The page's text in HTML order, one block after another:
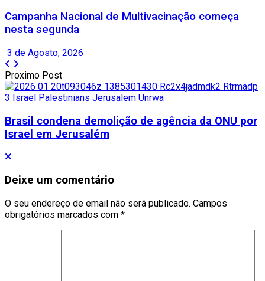
Campanha Nacional de Multivacinação começa
nesta segunda
3 de Agosto, 2026
Proximo Post
Brasil condena demolição de agência da ONU por
Israel em Jerusalém
Deixe um comentário
O seu endereço de email não será publicado. Campos
obrigatórios marcados com *